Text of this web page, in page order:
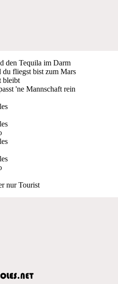
den Tequila im Darm
fliegst bist zum Mars
bleibt
'ne Mannschaft rein
nur Tourist